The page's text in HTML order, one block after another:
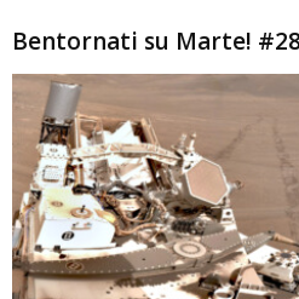
Bentornati su Marte!